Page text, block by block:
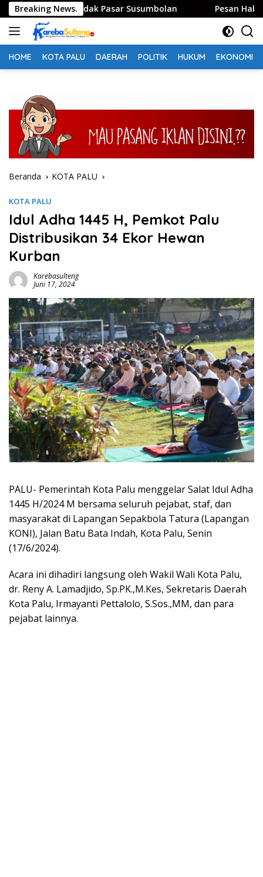
Langsung
ke
konten
Breaking News.
Tolitoli Sidak Pasar Susumbolan Pesan Habib
HOME KOTA PALU DAERAH POLITIK HUKUM EKONOMI
Beranda KOTA PALU
KOTA PALU
Idul Adha 1445 H, Pemkot Palu
Distribusikan 34 Ekor Hewan
Kurban
Karebasulteng
Juni 17, 2024
PALU- Pemerintah Kota Palu menggelar Salat Idul Adha
1445 H/2024 M bersama seluruh pejabat, staf, dan
masyarakat di Lapangan Sepakbola Tatura (Lapangan
KONI), Jalan Batu Bata Indah, Kota Palu, Senin
(17/6/2024).
Acara ini dihadiri langsung oleh Wakil Wali Kota Palu,
dr. Reny A. Lamadjido, Sp.PK.,M.Kes, Sekretaris Daerah
Kota Palu, Irmayanti Pettalolo, S.Sos.,MM, dan para
pejabat lainnya.